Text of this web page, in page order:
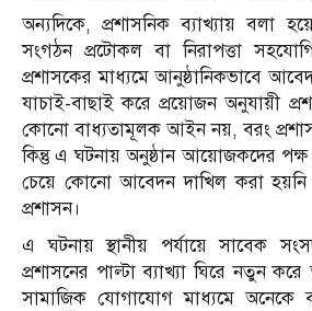
অন্যদিকে, প্রশাসনিক ব্যাখ্যায় বলা
সংগঠন প্রটোকল বা নিরাপত্তা
প্রশাসকের মাধ্যমে আনুষ্ঠানিকভাবে
যাচাই-বাছাই করে প্রয়োজন অনুযায়ী
কোনো বাধ্যতামূলক আইন নয়, বরং
কিন্তু এ ঘটনায় অনুষ্ঠান আয়োজকদের পক্ষ
চেয়ে কোনো আবেদন দাখিল করা হয়নি
প্রশাসন।
এ ঘটনায় স্থানীয় পর্যায়ে সাবেক
প্রশাসনের পাল্টা ব্যাখ্যা ঘিরে নতুন
সামাজিক যোগাযোগ মাধ্যমে